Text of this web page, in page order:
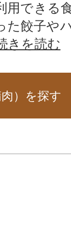
用できる
た餃子や
きを読む
）を探す